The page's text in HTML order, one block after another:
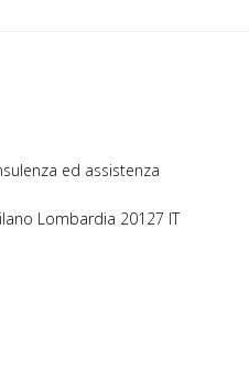
ed assistenza
Lombardia 20127 IT